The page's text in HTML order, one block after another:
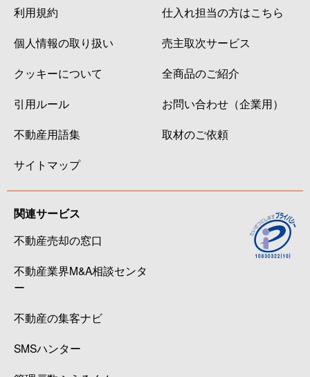
利用規約
個人情報の取り扱い
クッキーについて
引用ルール
不動産用語集
サイトマップ
仕入れ担当の方はこちら
売主取次サービス
全商品のご紹介
お問い合わせ（企業用）
取材のご依頼
関連サービス
不動産売却の窓口
不動産業界M&A相談センタ
ー
不動産の集客ナビ
SMSハンター